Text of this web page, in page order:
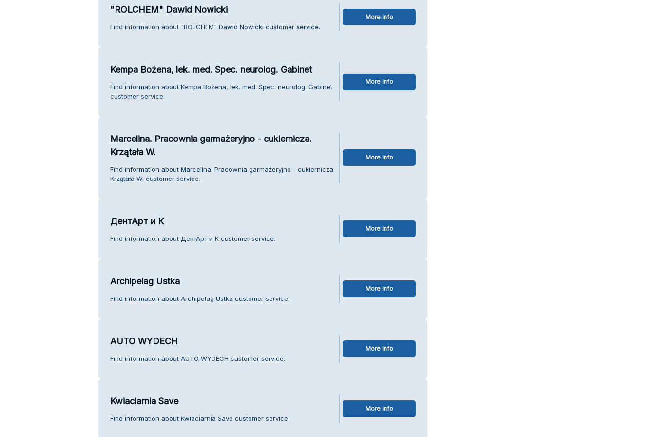
"ROLCHEM" Dawid Nowicki
Find information about "ROLCHEM" Dawid Nowicki customer service.
More info
Kempa Bożena, lek. med. Spec. neurolog. Gabinet
Find information about Kempa Bożena, lek. med. Spec. neurolog. Gabinet
customer service.
More info
Marcelina. Pracownia garmażeryjno - cukiernicza.
Krzątała W.
Find information about Marcelina. Pracownia garmażeryjno - cukiernicza.
Krzątała W. customer service.
More info
ДентАрт и К
Find information about ДентАрт и К customer service.
More info
Archipelag Ustka
Find information about Archipelag Ustka customer service.
More info
AUTO WYDECH
Find information about AUTO WYDECH customer service.
More info
Kwiaciarnia Save
Find information about Kwiaciarnia Save customer service.
More info